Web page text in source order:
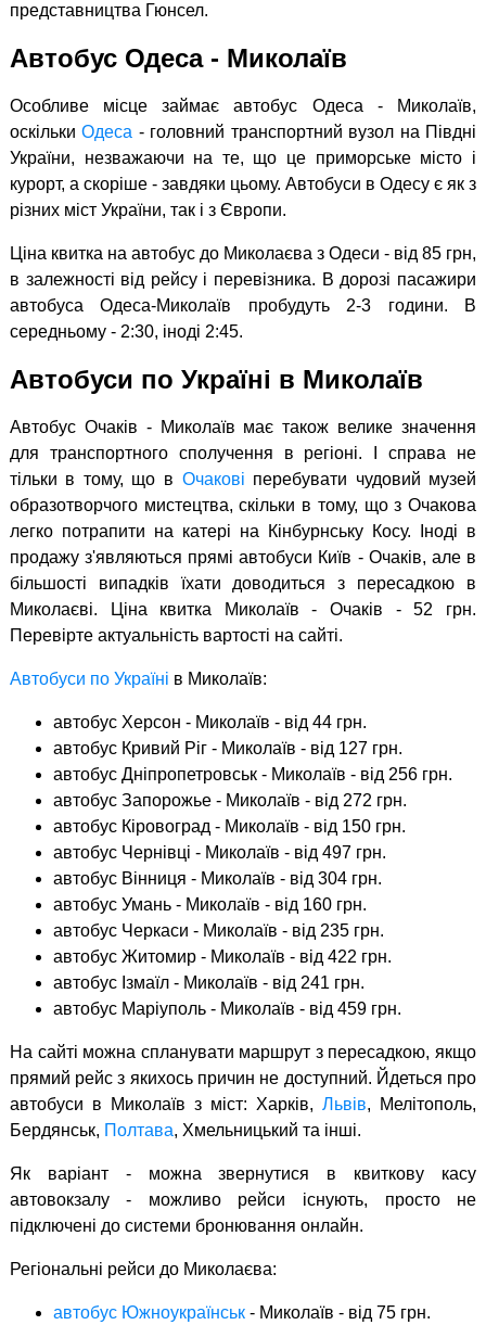
представництва Гюнсел.
Автобус Одеса - Миколаїв
Особливе місце займає автобус Одеса - Миколаїв,
оскількиОдеса - головний транспортний вузол на Півдні
України, незважаючи на те, що це приморське місто і
курорт, а скоріше - завдяки цьому. Автобуси в Одесу є як з
різних міст України, так і з Європи.
Ціна квитка на автобус до Миколаєва з Одеси - від 85 грн,
в залежності від рейсу і перевізника. В дорозі пасажири
автобуса Одеса-Миколаїв пробудуть 2-3 години. В
середньому - 2:30, іноді 2:45.
Автобуси по Україні в Миколаїв
Автобус Очаків - Миколаїв має також велике значення
для транспортного сполучення в регіоні. І справа не
тільки в тому, що в Очакові перебувати чудовий музей
образотворчого мистецтва, скільки в тому, що з Очакова
легко потрапити на катері на Кінбурнську Косу. Іноді в
продажу з'являються прямі автобуси Київ - Очаків, але в
більшості випадків їхати доводиться з пересадкою в
Миколаєві. Ціна квитка Миколаїв - Очаків - 52 грн.
Перевірте актуальність вартості на сайті.
Автобуси по Україні в Миколаїв:
автобус Херсон - Миколаїв - від 44 грн.
автобус Кривий Ріг - Миколаїв - від 127 грн.
автобус Дніпропетровськ - Миколаїв - від 256 грн.
автобус Запорожье - Миколаїв - від 272 грн.
автобус Кіровоград - Миколаїв - від 150 грн.
автобус Чернівці - Миколаїв - від 497 грн.
автобус Вінниця - Миколаїв - від 304 грн.
автобус Умань - Миколаїв - від 160 грн.
автобус Черкаси - Миколаїв - від 235 грн.
автобус Житомир - Миколаїв - від 422 грн.
автобус Ізмаїл - Миколаїв - від 241 грн.
автобус Маріуполь - Миколаїв - від 459 грн.
На сайті можна спланувати маршрут з пересадкою, якщо
прямий рейс з якихось причин не доступний. Йдеться про
автобуси в Миколаїв з міст: Харків,Львів, Мелітополь,
Бердянськ, Полтава, Хмельницький та інші.
Як варіант - можна звернутися в квиткову касу
автовокзалу - можливо рейси існують, просто не
підключені до системи бронювання онлайн.
Регіональні рейси до Миколаєва:
автобус Южноукраїнськ - Миколаїв - від 75 грн.